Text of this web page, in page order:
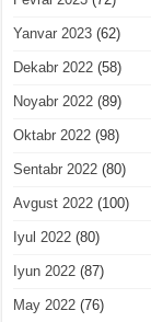
Yanvar 2023 (62)
Dekabr 2022 (58)
Noyabr 2022 (89)
Oktabr 2022 (98)
Sentabr 2022 (80)
Avgust 2022 (100)
Iyul 2022 (80)
Iyun 2022 (87)
May 2022 (76)